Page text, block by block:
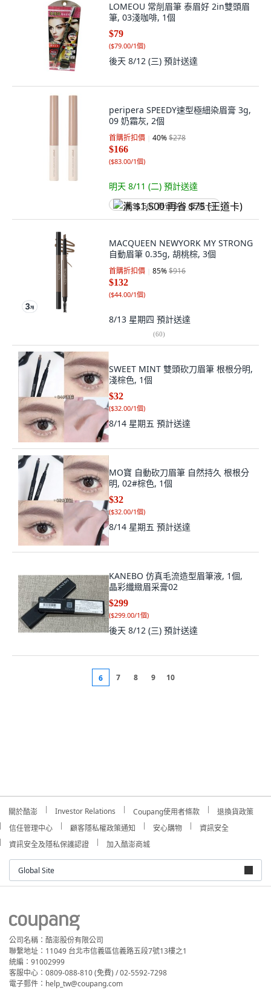
LOMEOU 常削眉筆 泰眉好 2in雙頭眉
筆, 03淺咖啡, 1個
$79
($79.00/1個)
後天 8/12 (三) 預計送達
peripera SPEEDY速型極細染眉膏 3g,
09 奶霜灰, 2個
首購折扣價 40%$278
$166
($83.00/1個)
明天 8/11 (二) 預計送達
满 $1,500 再省 $75 (王道卡)
MACQUEEN NEWYORK MY STRONG
自動眉筆 0.35g, 胡桃棕, 3個
首購折扣價 85%$916
$132
($44.00/1個)
8/13 星期四 預計送達
(60)
SWEET MINT 雙頭砍刀眉筆 根根分明,
淺棕色, 1個
$32
($32.00/1個)
8/14 星期五 預計送達
MO寶 自動砍刀眉筆 自然持久 根根分
明, 02#棕色, 1個
$32
($32.00/1個)
8/14 星期五 預計送達
KANEBO 仿真毛流造型眉筆液, 1個,
晶彩纖緻眉采膏02
$299
($299.00/1個)
後天 8/12 (三) 預計送達
6 7 8 9 10
關於酷澎 Investor Relations Coupang使用者條款
退換貨政策
信任管理中心
顧客隱私權政策通知 安心購物
資訊安全
資訊安全及隱私保護認證
加入酷澎商城
Global Site
公司名稱：酷澎股份有限公司
聯繫地址：11049 台北市信義區信義路五段7號13樓之1
統編：91002999
客服中心：0809-088-810 (免費) / 02-5592-7298
電子郵件：help_tw@coupang.com